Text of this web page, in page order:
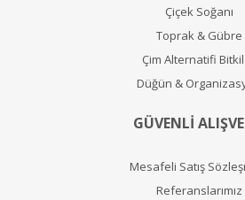
Çiçek Soğanı
Toprak & Gübre
Çim Alternatifi
Düğün &
GÜVENLİ
Mesafeli Satış
Referanslarımız